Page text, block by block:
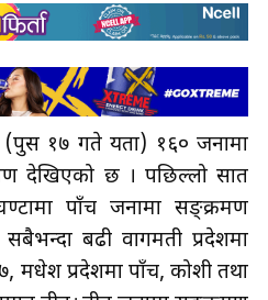
१७ गते यता) १६० जनामा
देखिएको छ । पछिल्लो सात
पाँच जनामा सङ्क्रमण
बढी वागमती प्रदेशमा
मधेश प्रदेशमा पाँच, कोशी तथा